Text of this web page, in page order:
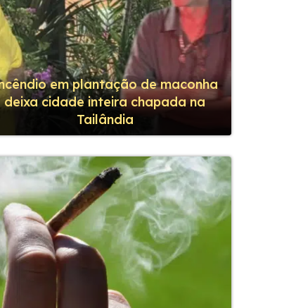
em plantação de maconha
deixa cidade inteira chapada na
Tailândia